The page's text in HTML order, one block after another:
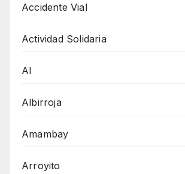
Accidente Vial
Actividad Solidaria
AI
Albirroja
Amambay
Arroyito